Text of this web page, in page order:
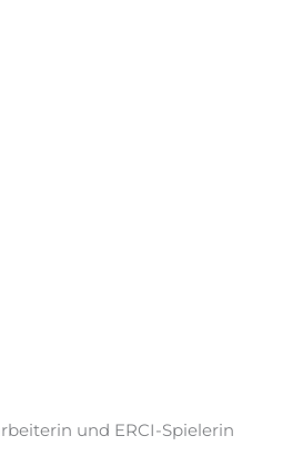
und ERCI-Spielerin